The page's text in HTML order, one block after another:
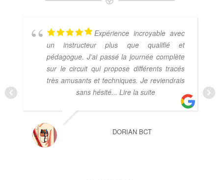
Expérience incroyable avec
un instructeur plus que qualifié et
pédagogue. J’ai passé la journée complète
sur le circuit qui propose différents tracés
très amusants et techniques. Je reviendrais
sans hésité... Lire la suite
DORIAN BCT